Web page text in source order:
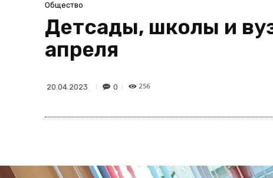
Общество
Детсады, школы и
апреля
20.04.2023 0 256